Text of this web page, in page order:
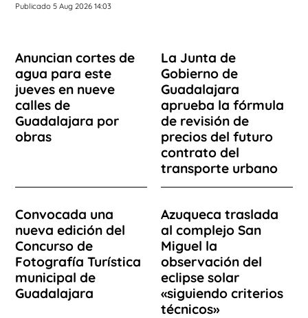
Publicado 5 Aug 2026 14:03
Anuncian cortes de
agua para este
jueves en nueve
calles de
Guadalajara por
obras
La Junta de
Gobierno de
Guadalajara
aprueba la fórmula
de revisión de
precios del futuro
contrato del
transporte urbano
Convocada una
nueva edición del
Concurso de
Fotografía Turística
municipal de
Guadalajara
Azuqueca traslada
al complejo San
Miguel la
observación del
eclipse solar
«siguiendo criterios
técnicos»